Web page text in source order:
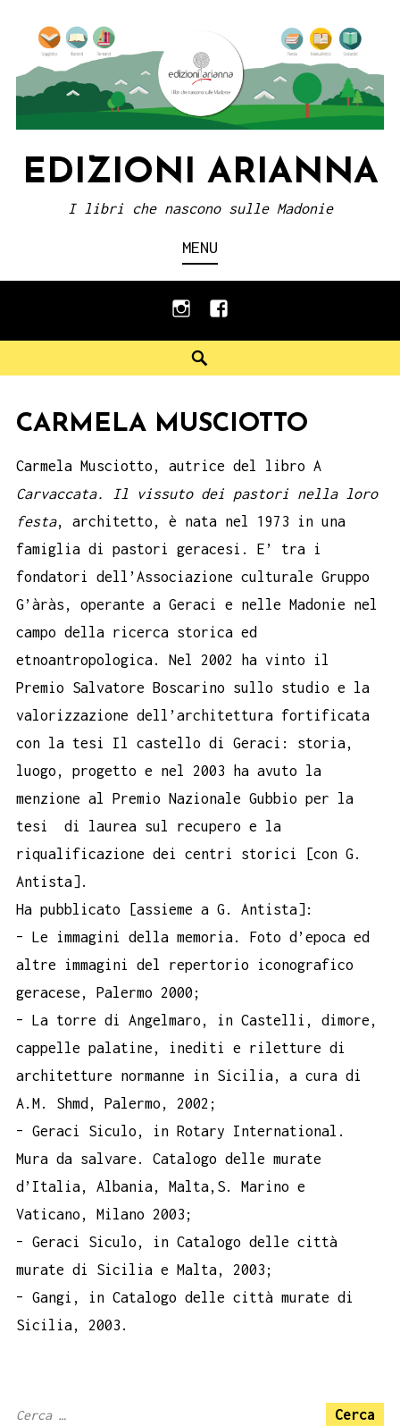
content
EDIZIONI ARIANNA
I libri che nascono sulle Madonie
MENU
instagramfacebook
CARMELA MUSCIOTTO
Carmela Musciotto, autrice del libro A
Carvaccata. Il vissuto dei pastori nella loro
festa, architetto, è nata nel 1973 in una
famiglia di pastori geracesi. E’ tra i
fondatori dell’Associazione culturale Gruppo
G’àràs, operante a Geraci e nelle Madonie nel
campo della ricerca storica ed
etnoantropologica. Nel 2002 ha vinto il
Premio Salvatore Boscarino sullo studio e la
valorizzazione dell’architettura fortificata
con la tesi Il castello di Geraci: storia,
luogo, progetto e nel 2003 ha avuto la
menzione al Premio Nazionale Gubbio per la
tesi di laurea sul recupero e la
riqualificazione dei centri storici [con G.
Antista].
Ha pubblicato [assieme a G. Antista]:
– Le immagini della memoria. Foto d’epoca ed
altre immagini del repertorio iconografico
geracese, Palermo 2000;
– La torre di Angelmaro, in Castelli, dimore,
cappelle palatine, inediti e riletture di
architetture normanne in Sicilia, a cura di
A.M. Shmd, Palermo, 2002;
– Geraci Siculo, in Rotary International.
Mura da salvare. Catalogo delle murate
d’Italia, Albania, Malta,S. Marino e
Vaticano, Milano 2003;
– Geraci Siculo, in Catalogo delle città
murate di Sicilia e Malta, 2003;
– Gangi, in Catalogo delle città murate di
Sicilia, 2003.
Ricerca